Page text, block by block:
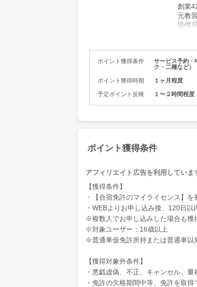
創業
元教
提供
合宿
心。
ポイント獲得条件
サービス予約・
ク・二種など）
ポイント獲得時期
１ヶ月程度
予定ポイント反映
１〜２時間程度
ポイント獲得条件
アフィリエイト広告を利用していま
【獲得条件】
・【合宿免許のマイライセンス】
・WEBよりお申し込み後、120日
※複数人でお申し込みした場合も獲
※対象ユーザー：16歳以上
※普通車仮免許所持または普通車以
【獲得対象外条件】
・悪戯虚偽、不正、キャンセル、
・免許の欠格期間中等、免許を取